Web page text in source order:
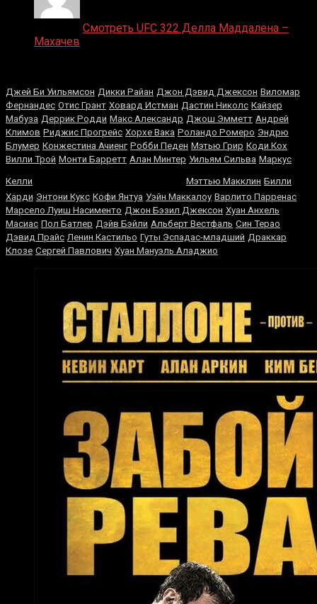
Смотреть UFC 322 Делла Маддалена –
Махачев
Джей Би Уильямсон Дикки Райан Джон Дэвид Джексон Виломар
Фернандес Отис Грант Ховард Истман Дастин Николс Кайзер
Мабуза Деррик Родди Макс Александр Джош Эмметт Андрей
Климов Риджис Прогрейс Хорхе Вака Роландо Ромеро Эндрю
Блумер Конжестина Ачиенг Робби Педен Мэтью Грир Коди Кох
Вилли Трой Монти Барретт Алан Минтер Уильям Сильва Маркус
Келли Мэттью Макклин Билли
Харди Энтони Кукс Кофи Янтуа Уэйн Маккалоу Варлито Парренас
Марсело Луиш Насименто Джон Бэзил Джексон Хуан Анхель
Масиас Пол Батлер Дэйв Бэйли Альберт Вестфаль Син Терао
Дэвид Прайс Ленин Кастильо Гуты Эспадас-младший Драккар
Клозе Сергей Павлович Хуан Мануэль Аладжио